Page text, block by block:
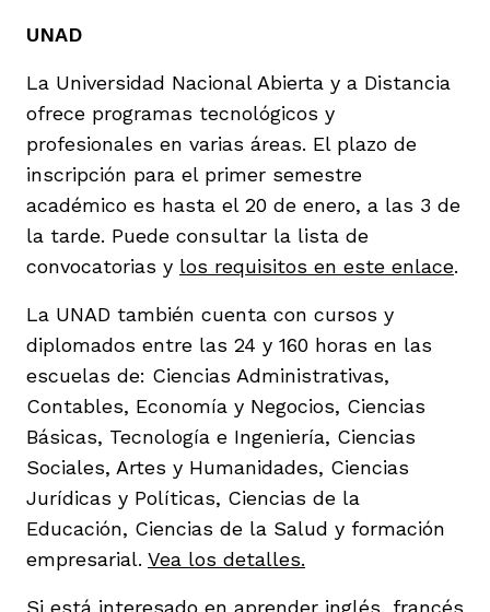
UNAD
La Universidad Nacional Abierta y a Distancia
ofrece programas tecnológicos y
profesionales en varias áreas. El plazo de
inscripción para el primer semestre
académico es hasta el 20 de enero, a las 3 de
la tarde. Puede consultar la lista de
convocatorias y los requisitos en este enlace.
La UNAD también cuenta con cursos y
diplomados entre las 24 y 160 horas en las
escuelas de: Ciencias Administrativas,
Contables, Economía y Negocios, Ciencias
Básicas, Tecnología e Ingeniería, Ciencias
Sociales, Artes y Humanidades, Ciencias
Jurídicas y Políticas, Ciencias de la
Educación, Ciencias de la Salud y formación
empresarial. Vea los detalles.
Si está interesado en aprender inglés, francés